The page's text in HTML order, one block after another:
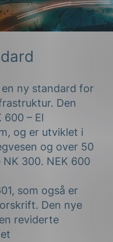
en ny standard for
. Den
600 – El
, og er utviklet i
og over 50
NK 300. NEK 600
som også er
. Den nye
reviderte